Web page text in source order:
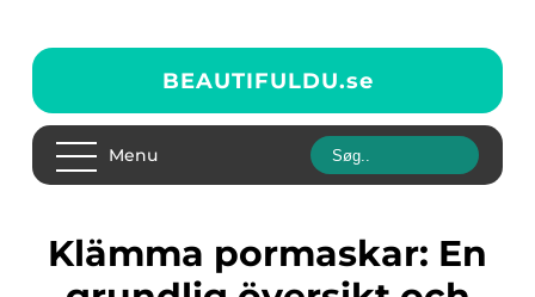
BEAUTIFULDU.se
Menu
Klämma pormaskar: En